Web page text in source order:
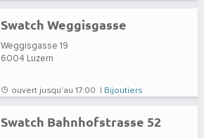
Swatch Weggisgasse
Weggisgasse 19
6004
Luzern
ouvert jusqu'au 17:00 | Bijoutiers
Swatch Bahnhofstrasse 52